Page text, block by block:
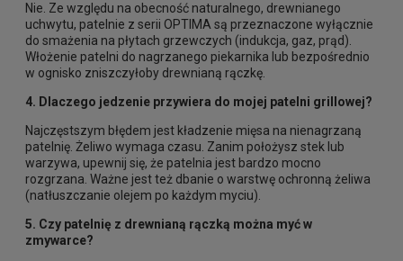
Nie. Ze względu na obecność naturalnego, drewnianego
uchwytu, patelnie z serii OPTIMA są przeznaczone wyłącznie
do smażenia na płytach grzewczych (indukcja, gaz, prąd).
Włożenie patelni do nagrzanego piekarnika lub bezpośrednio
w ognisko zniszczyłoby drewnianą rączkę.
4. Dlaczego jedzenie przywiera do mojej patelni grillowej?
Najczęstszym błędem jest kładzenie mięsa na nienagrzaną
patelnię. Żeliwo wymaga czasu. Zanim położysz stek lub
warzywa, upewnij się, że patelnia jest bardzo mocno
rozgrzana. Ważne jest też dbanie o warstwę ochronną żeliwa
(natłuszczanie olejem po każdym myciu).
5. Czy patelnię z drewnianą rączką można myć w
zmywarce?